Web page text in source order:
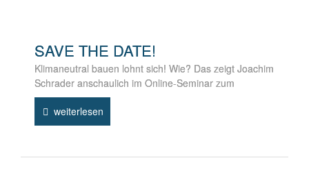
SAVE THE DATE!
Klimaneutral bauen lohnt sich! Wie? Das zeigt Joachim
Schrader anschaulich im Online-Seminar zum
weiterlesen